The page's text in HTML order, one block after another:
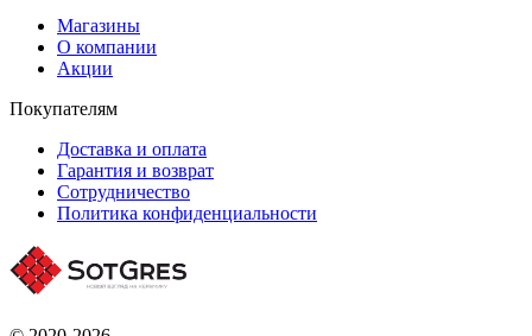
Магазины
О компании
Акции
Покупателям
Доставка и оплата
Гарантия и возврат
Сотрудничество
Политика конфиденциальности